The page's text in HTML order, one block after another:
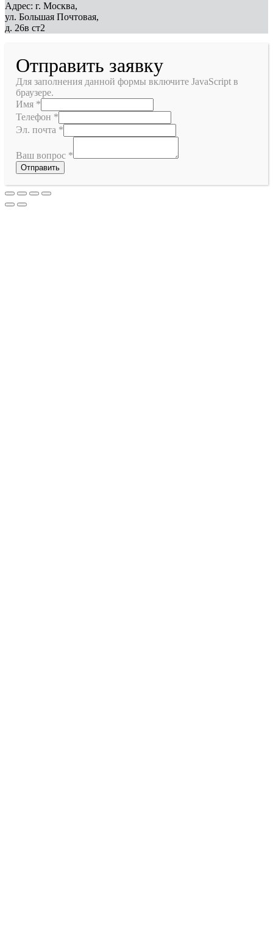
Адрес: г. Москва,
ул. Большая Почтовая,
д. 26в ст2
Отправить заявку
Для заполнения данной формы включите JavaScript в
браузере.
Имя *
Телефон *
Эл. почта *
Ваш вопрос *
Отправить